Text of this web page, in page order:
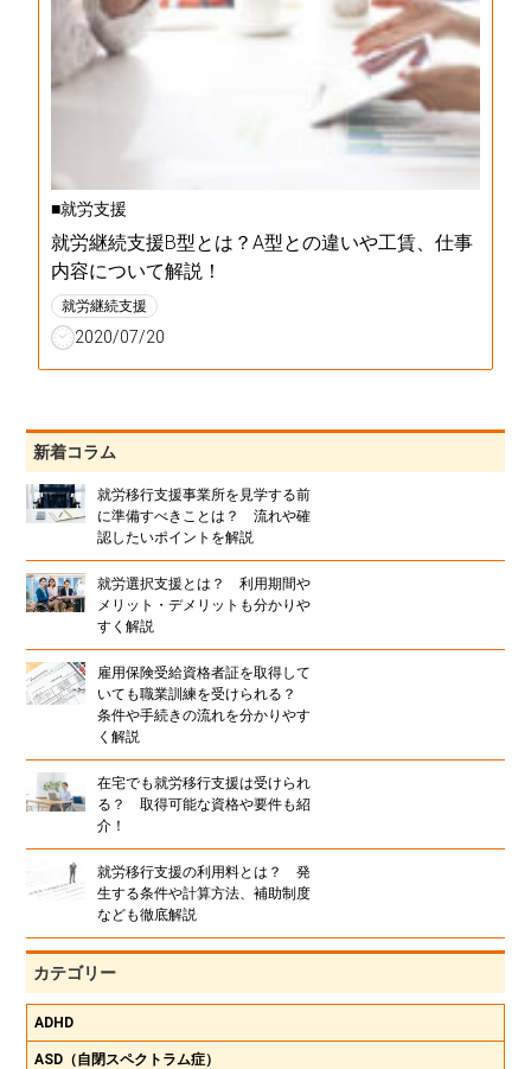
■就労支援
就労継続支援B型とは？A型との違いや工賃、仕事
内容について解説！
就労継続支援
2020/07/20
新着コラム
就労移行支援事業所を見学する前
に準備すべきことは？ 流れや確
認したいポイントを解説
就労選択支援とは？ 利用期間や
メリット・デメリットも分かりや
すく解説
雇用保険受給資格者証を取得して
いても職業訓練を受けられる？
条件や手続きの流れを分かりやす
く解説
在宅でも就労移行支援は受けられ
る？ 取得可能な資格や要件も紹
介！
就労移行支援の利用料とは？ 発
生する条件や計算方法、補助制度
なども徹底解説
カテゴリー
ADHD
ASD（自閉スペクトラム症）